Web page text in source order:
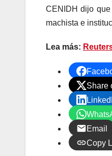
CENIDH dijo
machista e
Lea más: Re
Share
Email
Copy